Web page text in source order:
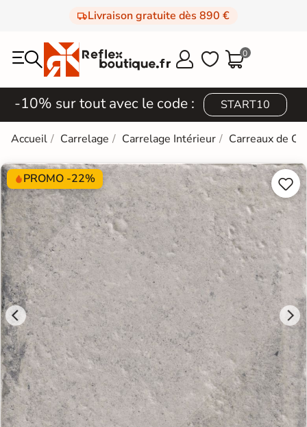
Livraison gratuite dès 890 €
  0
-10% sur tout avec le code : START10
Accueil Carrelage Carrelage Intérieur Carreaux de
PROMO -22% 
